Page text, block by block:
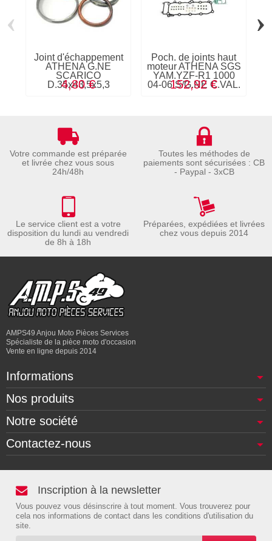
Joint d'échappement
ATHENA G.NE
SCARICO
D.35x43,5x5,3
4,80 €
Poch. de joints haut
moteur ATHENA SGS
YAM.YZF-R1 1000
04-06 S/G.NE C.VAL.
152,92 €
‹ ›
Votre commande est préparée
et livrée chez vous sous
24h/48h
Toutes les méthodes de
paiements sont sécurisées : CB
- Paypal - 3xCB
Le service client est a votre
disposition du lundi au vendredi
de 8h à 18h
Préparées, expédiées et livrées
chez vous depuis 2014
AMPS49 Anjou Moto Pièces Services
Spécialiste de la pièce moto d'occasion
Vente en ligne depuis 2014
Informations
Nos produits
Notre société
Contactez-nous
Inscription à la newsletter
Vous pouvez vous désinscrire à tout moment. Vous trouverez pour
cela nos informations de contact dans les conditions d'utilisation du
site.